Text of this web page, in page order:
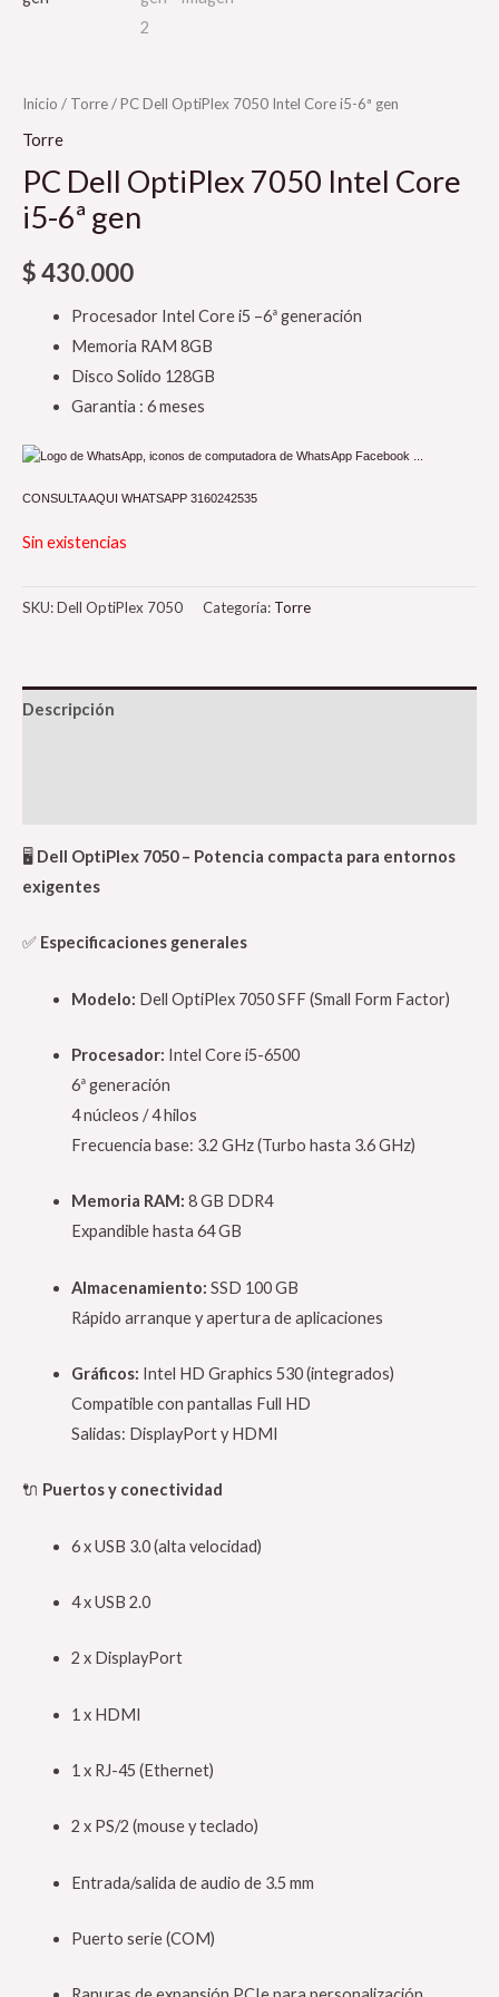
Inicio / Torre/ PC Dell OptiPlex 7050 Intel Core i5-6ª gen
Torre
PC Dell OptiPlex 7050 Intel Core
i5-6ª gen
$430.000
Procesador Intel Core i5 –6ª generación
Memoria RAM 8GB
Disco Solido 128GB
Garantia : 6 meses
CONSULTA AQUI WHATSAPP 3160242535
Sin existencias
SKU:Dell OptiPlex 7050 Categoría: Torre
Descripción
🖥️ Dell OptiPlex 7050 – Potencia compacta para entornos
exigentes
✅ Especificaciones generales
Modelo: Dell OptiPlex 7050 SFF (Small Form Factor)
Procesador: Intel Core i5-6500
6ª generación
4 núcleos / 4 hilos
Frecuencia base: 3.2 GHz (Turbo hasta 3.6 GHz)
Memoria RAM: 8 GB DDR4
Expandible hasta 64 GB
Almacenamiento: SSD 100 GB
Rápido arranque y apertura de aplicaciones
Gráficos: Intel HD Graphics 530 (integrados)
Compatible con pantallas Full HD
Salidas: DisplayPort y HDMI
🔌 Puertos y conectividad
6 x USB 3.0 (alta velocidad)
4 x USB 2.0
2 x DisplayPort
1 x HDMI
1 x RJ-45 (Ethernet)
2 x PS/2 (mouse y teclado)
Entrada/salida de audio de 3.5 mm
Puerto serie (COM)